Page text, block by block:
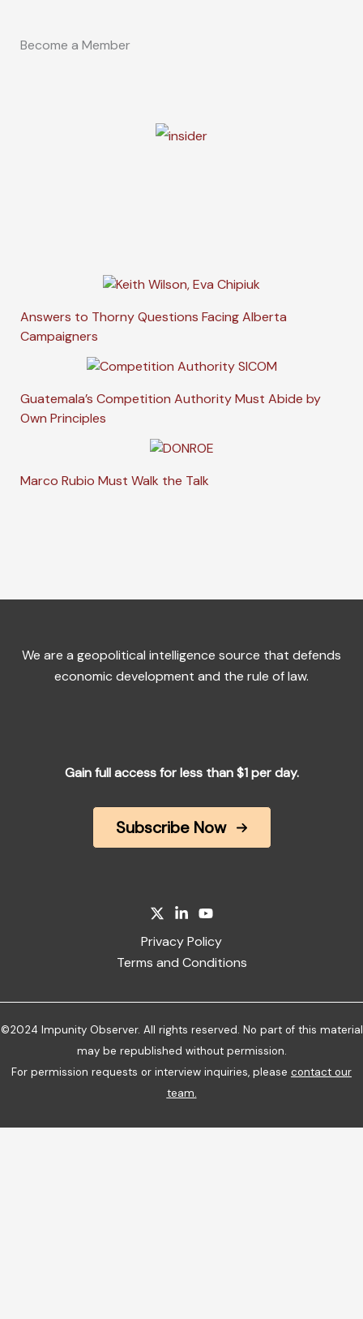
Become a Member
Answers to Thorny Questions Facing Alberta
Campaigners
Guatemala’s Competition Authority Must Abide by
Own Principles
Marco Rubio Must Walk the Talk
We are a geopolitical intelligence source that defends
economic development and the rule of law.
Gain full access for less than $1 per day.
Subscribe Now
Privacy Policy
Terms and Conditions
©2024 Impunity Observer. All rights reserved. No part of this material
may be republished without permission.
For permission requests or interview inquiries, please contact our
team.